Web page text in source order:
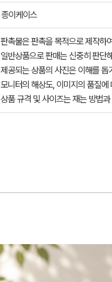
종이케이스
판촉물은 판촉을 목적으로 제작하
일반상품으로 판매는 신중히 판단
제공되는 상품의 사진은 이해를
모니터의 해상도, 이미지의 품질
상품 규격 및 사이즈는 재는 방법